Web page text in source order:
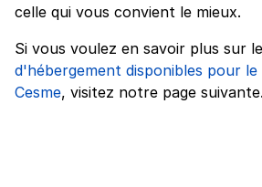
celle qui vous convient le mieux.
Si vous voulez en savoir plus sur
d'hébergement disponibles pour
Cesme, visitez notre page suivante.